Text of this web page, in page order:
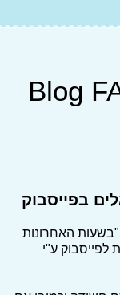
בפייסבוק
האחרונות
לפייסבוק ע"י